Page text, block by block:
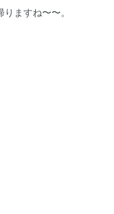
ますね〜〜。